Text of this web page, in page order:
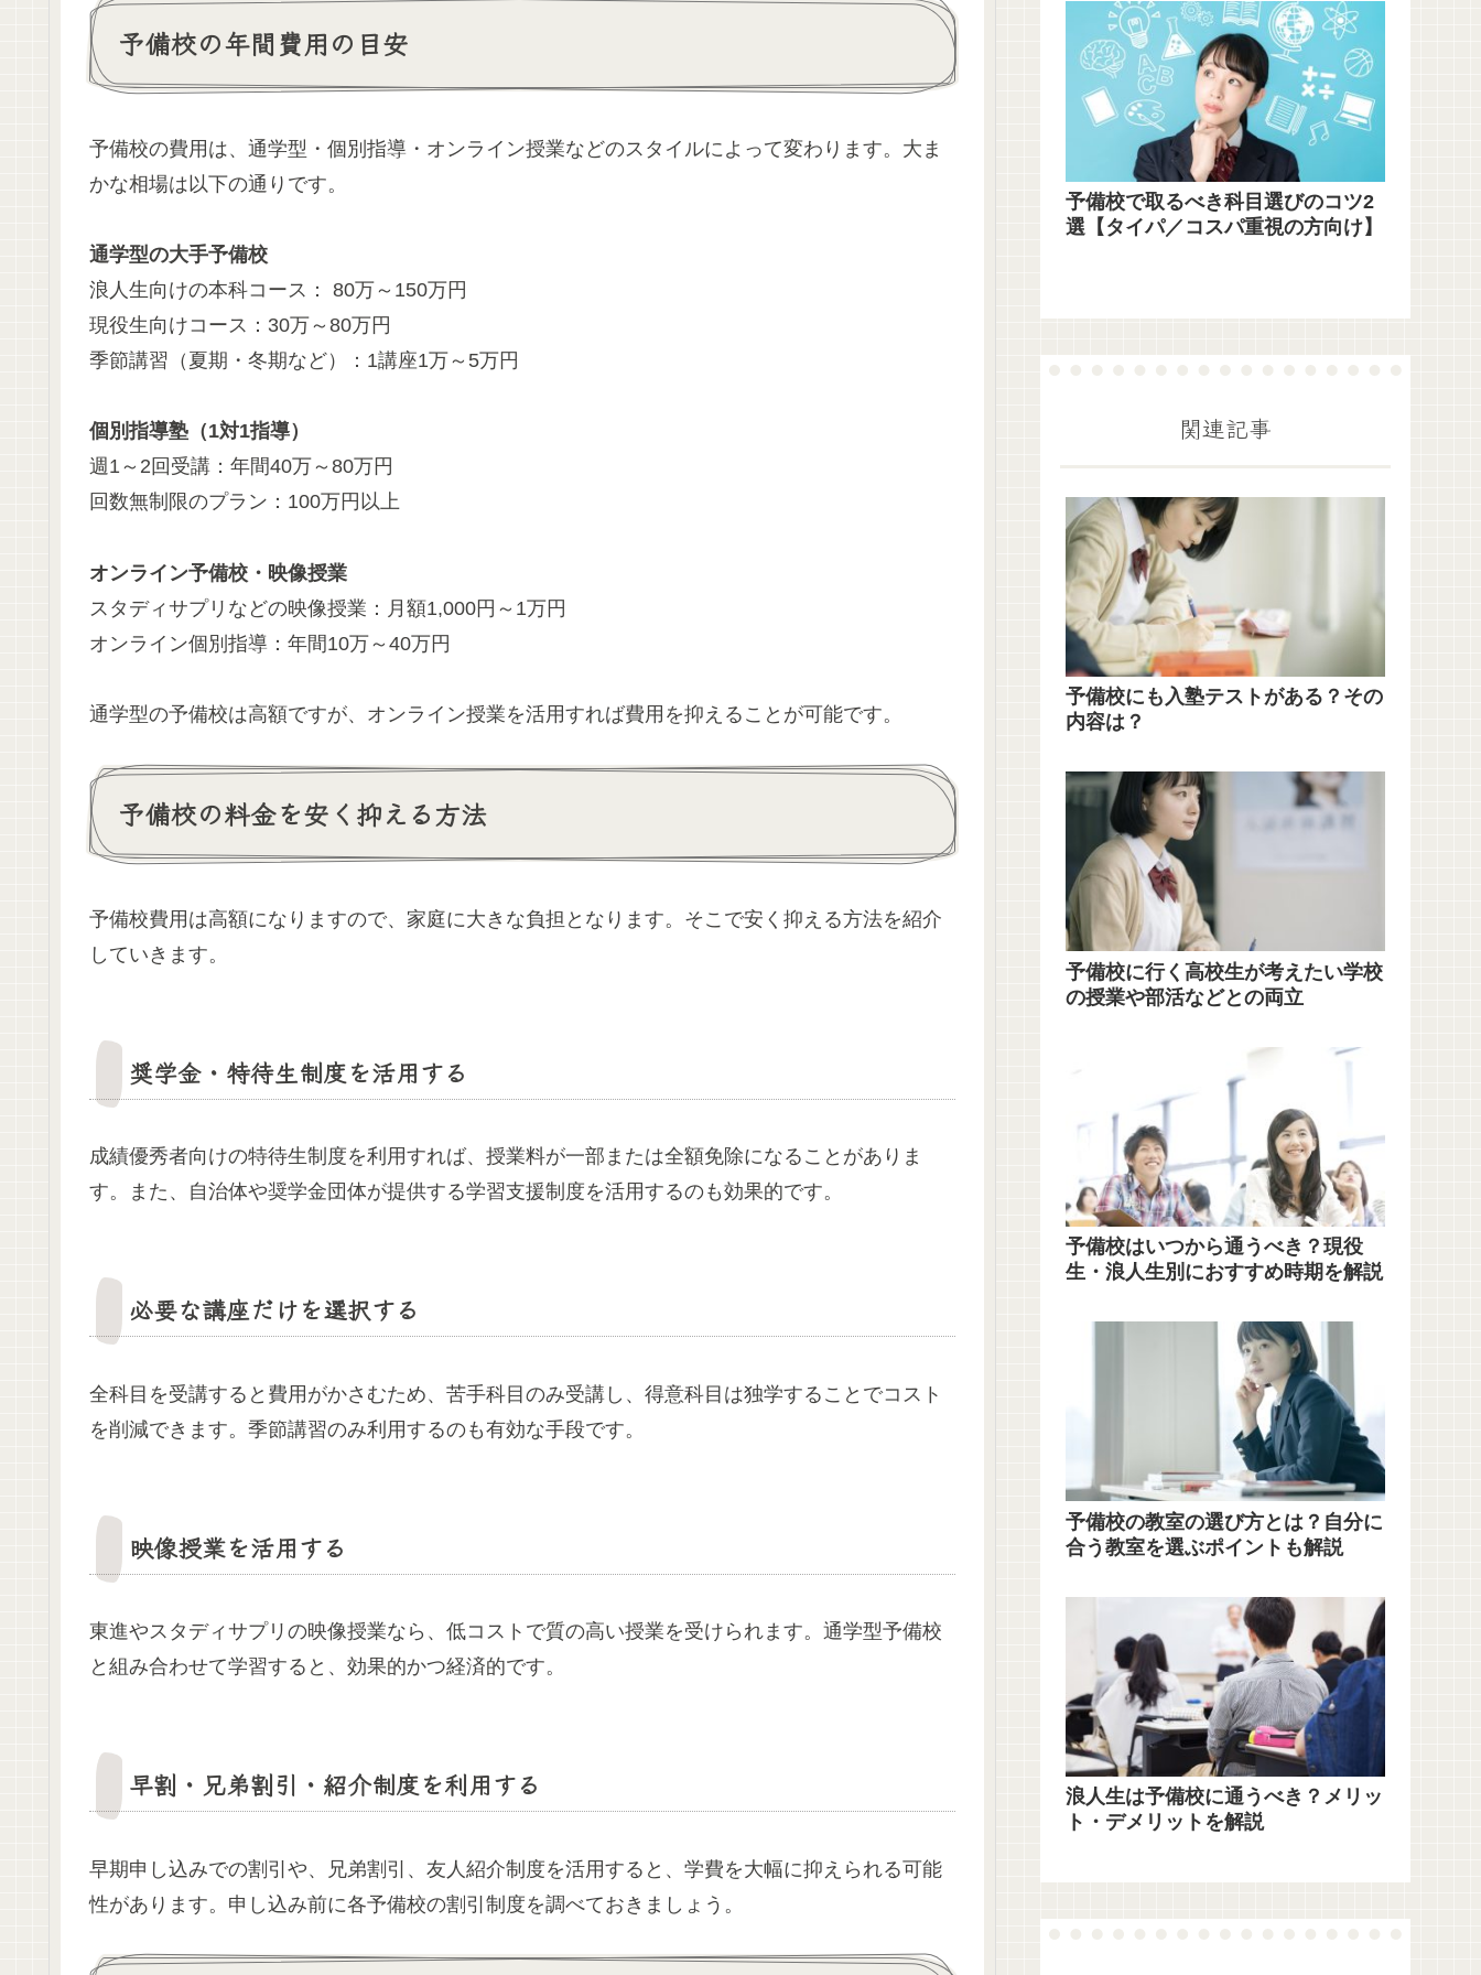
予備校の年間費用の目安
予備校の費用は、通学型・個別指導・オンライン授業などのスタイルによって変わります。大ま
かな相場は以下の通りです。
通学型の大手予備校
浪人生向けの本科コース： 80万～150万円
現役生向けコース：30万～80万円
季節講習（夏期・冬期など）：1講座1万～5万円
個別指導塾（1対1指導）
週1～2回受講：年間40万～80万円
回数無制限のプラン：100万円以上
オンライン予備校・映像授業
スタディサプリなどの映像授業：月額1,000円～1万円
オンライン個別指導：年間10万～40万円
通学型の予備校は高額ですが、オンライン授業を活用すれば費用を抑えることが可能です。
予備校の料金を安く抑える方法
予備校費用は高額になりますので、家庭に大きな負担となります。そこで安く抑える方法を紹介
していきます。
奨学金・特待生制度を活用する
成績優秀者向けの特待生制度を利用すれば、授業料が一部または全額免除になることがありま
す。また、自治体や奨学金団体が提供する学習支援制度を活用するのも効果的です。
必要な講座だけを選択する
全科目を受講すると費用がかさむため、苦手科目のみ受講し、得意科目は独学することでコスト
を削減できます。季節講習のみ利用するのも有効な手段です。
映像授業を活用する
東進やスタディサプリの映像授業なら、低コストで質の高い授業を受けられます。通学型予備校
と組み合わせて学習すると、効果的かつ経済的です。
早割・兄弟割引・紹介制度を利用する
早期申し込みでの割引や、兄弟割引、友人紹介制度を活用すると、学費を大幅に抑えられる可能
性があります。申し込み前に各予備校の割引制度を調べておきましょう。
予備校で取るべき科目選びのコツ2
選【タイパ／コスパ重視の方向け】
関連記事
予備校にも入塾テストがある？その
内容は？
予備校に行く高校生が考えたい学校
の授業や部活などとの両立
予備校はいつから通うべき？現役
生・浪人生別におすすめ時期を解説
予備校の教室の選び方とは？自分に
合う教室を選ぶポイントも解説
浪人生は予備校に通うべき？メリッ
ト・デメリットを解説